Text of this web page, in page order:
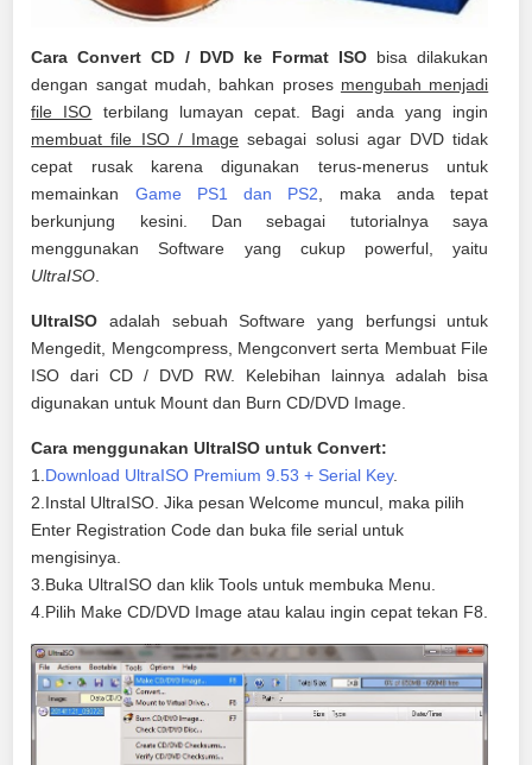
Cara Convert CD / DVD ke Format ISObisa dilakukan
dengan sangat mudah, bahkan proses mengubah menjadi
file ISO terbilang lumayan cepat. Bagi anda yang ingin
membuat file ISO / Image sebagai solusi agar DVD tidak
cepat rusak karena digunakan terus-menerus untuk
memainkan Game PS1 dan PS2, maka anda tepat
berkunjung kesini. Dan sebagai tutorialnya saya
menggunakan Software yang cukup powerful, yaitu
UltraISO.
UltraISO adalah sebuah Software yang berfungsi untuk
Mengedit, Mengcompress, Mengconvert serta Membuat File
ISO dari CD / DVD RW. Kelebihan lainnya adalah bisa
digunakan untuk Mount dan Burn CD/DVD Image.
Cara menggunakan UltraISO untuk Convert:
1.Download UltraISO Premium 9.53 + Serial Key.
2.Instal UltraISO. Jika pesan Welcome muncul, maka pilih
Enter Registration Code dan buka file serial untuk
mengisinya.
3.Buka UltraISO dan klik Tools untuk membuka Menu.
4.Pilih Make CD/DVD Image atau kalau ingin cepat tekan F8.